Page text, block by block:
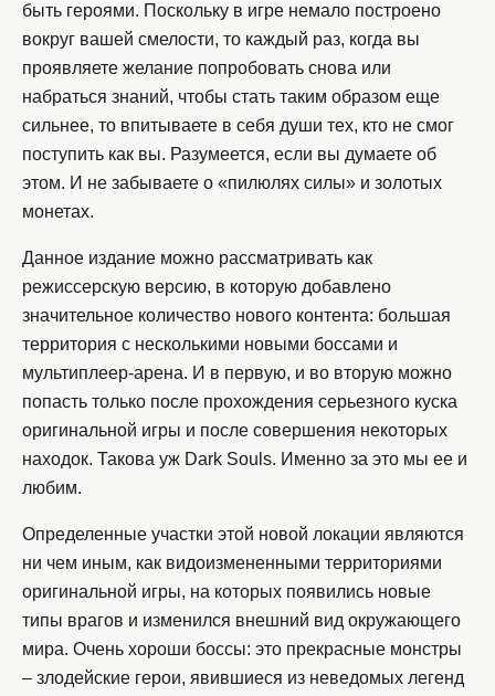
быть героями. Поскольку в игре немало построено
вокруг вашей смелости, то каждый раз, когда вы
проявляете желание попробовать снова или
набраться знаний, чтобы стать таким образом еще
сильнее, то впитываете в себя души тех, кто не смог
поступить как вы. Разумеется, если вы думаете об
этом. И не забываете о «пилюлях силы» и золотых
монетах.
Данное издание можно рассматривать как
режиссерскую версию, в которую добавлено
значительное количество нового контента: большая
территория с несколькими новыми боссами и
мультиплеер-арена. И в первую, и во вторую можно
попасть только после прохождения серьезного куска
оригинальной игры и после совершения некоторых
находок. Такова уж Dark Souls. Именно за это мы ее и
любим.
Определенные участки этой новой локации являются
ни чем иным, как видоизмененными территориями
оригинальной игры, на которых появились новые
типы врагов и изменился внешний вид окружающего
мира. Очень хороши боссы: это прекрасные монстры
– злодейские герои, явившиеся из неведомых легенд